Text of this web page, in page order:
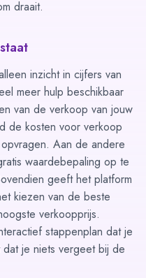
draait.
inzicht in cijfers van
meer hulp beschikbaar
van de verkoop van jouw
de kosten voor verkoop
. Aan de andere
waardebepaling op te
geeft het platform
kiezen van de beste
verkoopprijs.
stappenplan dat je
je niets vergeet bij de